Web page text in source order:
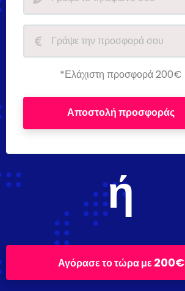
*Ελάχιστη προσφορά 200€
Αποστολή προσφοράς
ή
Αγόρασε το τώρα με200€